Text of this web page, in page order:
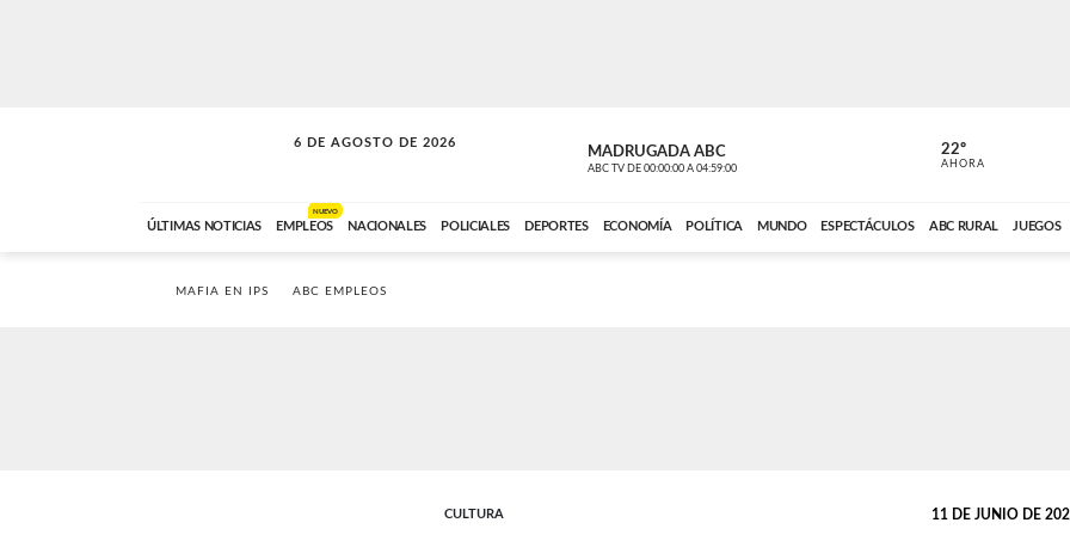
6 DE AGOSTO DE 2026
SOLO MÚSICA MADRUGADA ABC
ABC TV DE 00:00:00 A 04:59:00 ABC CARDINAL
22º
AHORA
ÚLTIMAS NOTICIAS EMPLEOS
NUEVO
NACIONALES POLICIALES DEPORTES ECONOMÍA POLÍTICA MUNDO ESPECTÁCULOS ABC RURAL JUEGOS
MAFIA EN IPS ABC EMPLEOS
CULTURA 11 DE JUNIO DE